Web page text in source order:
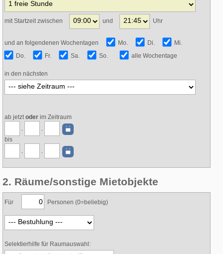
mit Startzeit zwischen und Uhr
und an folgendenen Wochentagen Mo. Di.
Mi.
Do.
Fr. Sa. So. alle Wochentage
in den nächsten
ab jetztoder im Zeitraum
bis
2. Räume/sonstige Mietobjekte
Für Personen (0=beliebig)
Selektierhilfe für Raumauswahl: